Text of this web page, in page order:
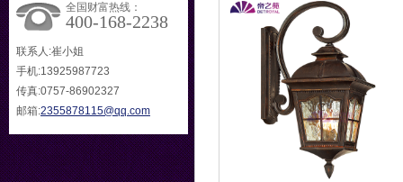
全国财富热线：
400-168-2238
联系人:崔小姐
手机:13925987723
传真:0757-86902327
邮箱:2355878115@qq.com